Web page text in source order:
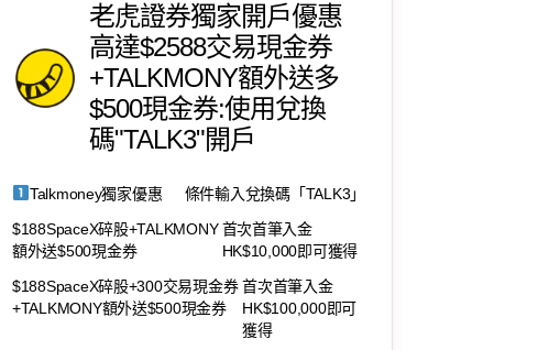
老虎證券獨家開戶優惠
高達$2588交易現金券
+TALKMONY額外送多
$500現金券:使用兌換
碼"TALK3"開戶
Talkmoney獨家優惠
條件輸入兌換碼「TALK3」
$188SpaceX碎股+TALKMONY
額外送$500現金券
首次首筆入金
HK$10,000即可獲得
$188SpaceX碎股+300交易現金券
+TALKMONY額外送$500現金券
首次首筆入金
HK$100,000即可
獲得